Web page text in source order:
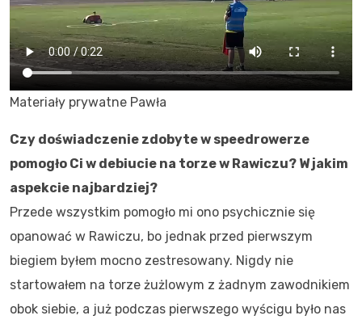
Materiały prywatne Pawła
Czy doświadczenie zdobyte w speedrowerze
pomogło Ci w debiucie na torze w Rawiczu? W jakim
aspekcie najbardziej?
Przede wszystkim pomogło mi ono psychicznie się
opanować w Rawiczu, bo jednak przed pierwszym
biegiem byłem mocno zestresowany. Nigdy nie
startowałem na torze żużlowym z żadnym zawodnikiem
obok siebie, a już podczas pierwszego wyścigu było nas